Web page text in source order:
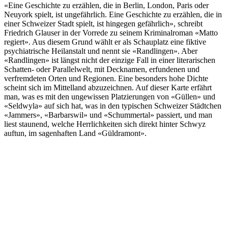
«Eine Geschichte zu erzählen, die in Berlin, London, Paris oder
Neuyork spielt, ist ungefährlich. Eine Geschichte zu erzählen, die in
einer Schweizer Stadt spielt, ist hingegen gefährlich», schreibt
Friedrich Glauser in der Vorrede zu seinem Kriminalroman «Matto
regiert». Aus diesem Grund wählt er als Schauplatz eine fiktive
psychiatrische Heilanstalt und nennt sie «Randlingen». Aber
«Randlingen» ist längst nicht der einzige Fall in einer literarischen
Schatten- oder Parallelwelt, mit Decknamen, erfundenen und
verfremdeten Orten und Regionen. Eine besonders hohe Dichte
scheint sich im Mittelland abzuzeichnen. Auf dieser Karte erfährt
man, was es mit den ungewissen Platzierungen von «Güllen» und
«Seldwyla» auf sich hat, was in den typischen Schweizer Städtchen
«Jammers», «Barbarswil» und «Schummertal» passiert, und man
liest staunend, welche Herrlichkeiten sich direkt hinter Schwyz
auftun, im sagenhaften Land «Güldramont».